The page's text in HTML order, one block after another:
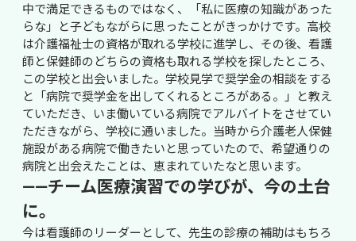
中で満足できるものではなく、「私に医療の知識があった
らな」と子どもながらに思ったことがきっかけです。高校
は介護福祉士の資格が取れる学校に進学し、その後、看護
師と保健師のどちらの資格も取れる学校を探したところ、
この学校と出会いました。学校見学で奨学金の相談をする
と「病院で奨学金を出してくれるところがある。」と教え
ていただき、いま働いている病院でアルバイトをさせてい
ただきながら、学校に通いました。当時から介護老人保健
施設がある病院で働きたいと思っていたので、希望通りの
病院と出会えたことは、恵まれていたなと思います。
――チーム医療演習での学びが、今の土台
に。
今は看護師のリーダーとして、先生の診療の補助はもちろ